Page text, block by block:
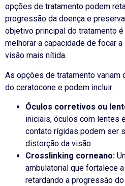
opções de tratamento podem
progressão da doença e
objetivo principal do tratamento
melhorar a capacidade de focar
visão mais nítida.
As opções de tratamento variam
do ceratocone e podem incluir:
Óculos corretivos ou
iniciais, óculos com lentes
contato rígidas podem ser
distorção da visão.
Crosslinking corneano:
ambulatorial que fortalece
retardando a progressão